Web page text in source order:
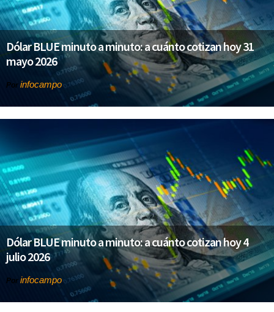
Dólar BLUE minuto a minuto: a cuánto cotizan hoy 31
mayo 2026
Por infocampo
Dólar BLUE minuto a minuto: a cuánto cotizan hoy 4
julio 2026
Por infocampo